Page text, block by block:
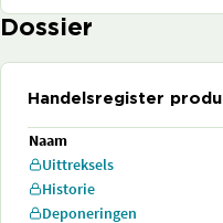
Dossier
Handelsregister
Naam
Uittreksels
Historie
Deponeringen